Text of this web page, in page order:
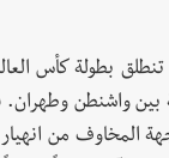
واشنطن وطهران.
المخاوف من